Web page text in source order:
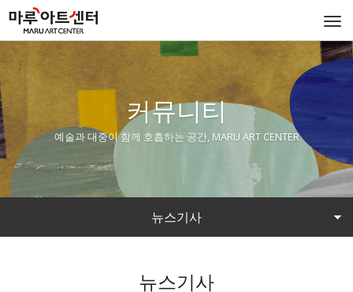
커뮤니티
예술과 대중이 함께 호흡하는 공간, MARU ART CENTER
뉴스기사
뉴스기사